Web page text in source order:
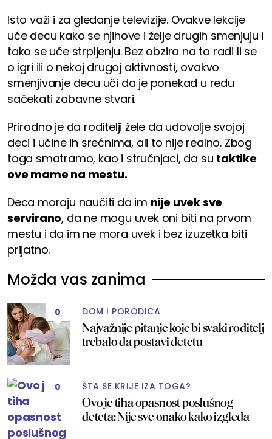
Isto važi i za gledanje televizije. Ovakve lekcije
uče decu kako se njihove i želje drugih smenjuju i
tako se uče strpljenju. Bez obzira na to radi li se
o igri ili o nekoj drugoj aktivnosti, ovakvo
smenjivanje decu uči da je ponekad u redu
sačekati zabavne stvari.
Prirodno je da roditelji žele da udovolje svojoj
deci i učine ih srećnima, ali to nije realno. Zbog
toga smatramo, kao i stručnjaci, da su taktike
ove mame na mestu.
Deca moraju naučiti da im nije uvek sve
servirano, da ne mogu uvek oni biti na prvom
mestu i da im ne mora uvek i bez izuzetka biti
prijatno.
Možda vas zanima
0 DOM I PORODICA
Najvažnije pitanje koje bi svaki roditelj
trebalo da postavi detetu
0 ŠTA SE KRIJE IZA TOGA?
Ovo je tiha opasnost poslušnog
deteta: Nije sve onako kako izgleda